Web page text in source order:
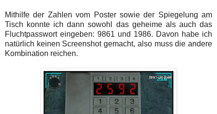
Mithilfe der Zahlen vom Poster sowie der Spiegelung am
Tisch konnte ich dann sowohl das geheime als auch das
Fluchtpasswort eingeben: 9861 und 1986. Davon habe ich
natürlich keinen Screenshot gemacht, also muss die andere
Kombination reichen.